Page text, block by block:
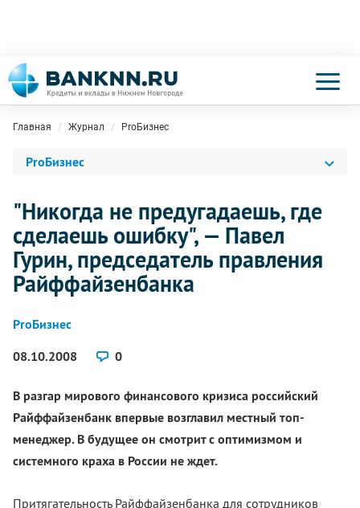
Главная Журнал ProБизнес
ProБизнес
"Никогда не предугадаешь, где
сделаешь ошибку", — Павел
Гурин, председатель правления
Райффайзенбанка
ProБизнес
08.10.2008
0
В разгар мирового финансового кризиса российский
Райффайзенбанк впервые возглавил местный топ-
менеджер. В будущее он смотрит с оптимизмом и
системного краха в России не ждет.
Притягательность Райффайзенбанка для сотрудников